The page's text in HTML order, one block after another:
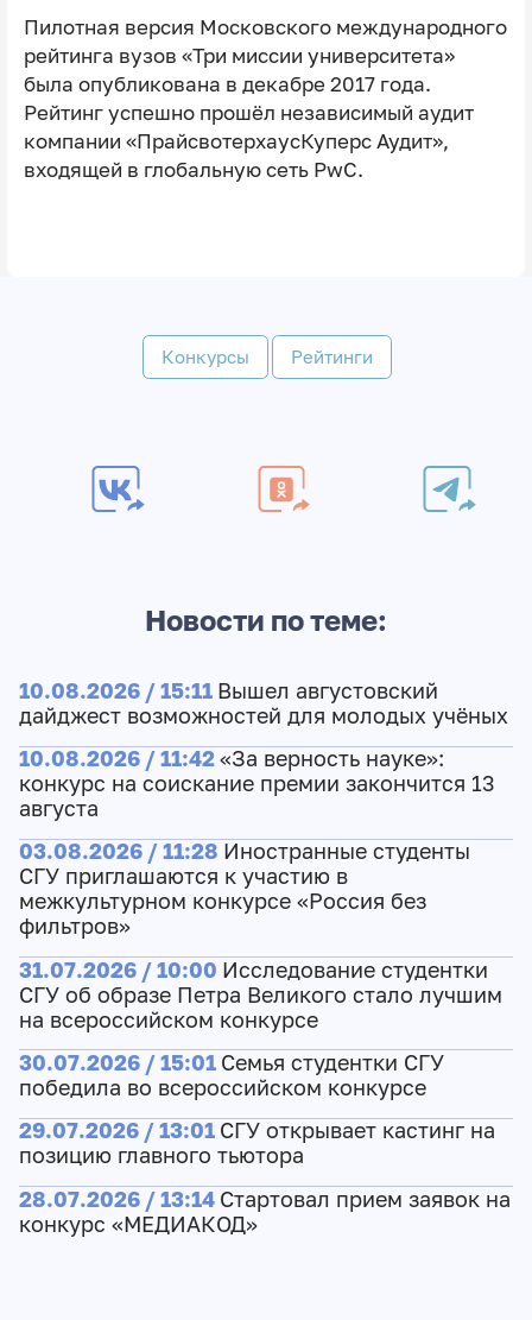
Пилотная версия Московского международного
рейтинга вузов «Три миссии университета»
была опубликована в декабре 2017 года.
Рейтинг успешно прошёл независимый аудит
компании «ПрайсвотерхаусКуперс Аудит»,
входящей в глобальную сеть PwC.
Конкурсы Рейтинги
Новости по теме:
10.08.2026 / 15:11 Вышел августовский
дайджест возможностей для молодых учёных
10.08.2026 / 11:42«За верность науке»:
конкурс на соискание премии закончится 13
августа
03.08.2026 / 11:28 Иностранные студенты
СГУ приглашаются к участию в
межкультурном конкурсе «Россия без
фильтров»
31.07.2026 / 10:00 Исследование студентки
СГУ об образе Петра Великого стало лучшим
на всероссийском конкурсе
30.07.2026 / 15:01 Семья студентки СГУ
победила во всероссийском конкурсе
29.07.2026 / 13:01 СГУ открывает кастинг на
позицию главного тьютора
28.07.2026 / 13:14 Стартовал прием заявок на
конкурс «МЕДИАКОД»